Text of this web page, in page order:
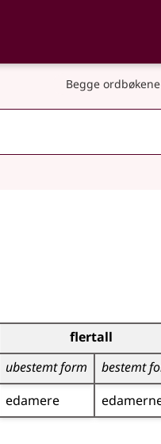
Begge ordbøkene
flertall
ubestemt form
bestemt
edamere